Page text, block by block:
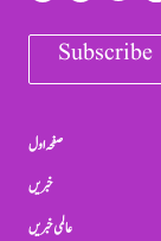
Subscribe
صفحہ اول
خبریں
عالمی خبریں